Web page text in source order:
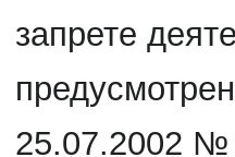
запрете
25.07.2002 №